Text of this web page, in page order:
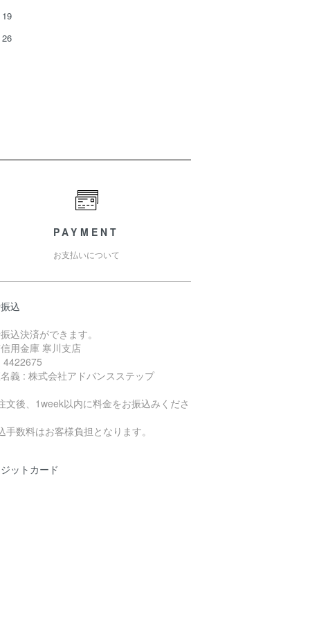
19
26
PAYMENT
お支払いについて
込
込決済ができます。
用金庫 寒川支店
4422675
義 : 株式会社アドバンスステップ
文後、1week以内に料金をお振込みくださ
手数料はお客様負担となります。
ットカード